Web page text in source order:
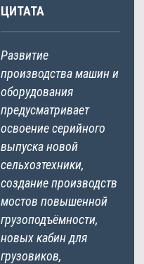
ЦИТАТА
Развитие
производства машин и
оборудования
предусматривает
освоение серийного
выпуска новой
сельхозтехники,
создание производств
мостов повышенной
грузоподъёмности,
новых кабин для
грузовиков,